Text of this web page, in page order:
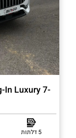
In Luxury 7-
5 דלתות